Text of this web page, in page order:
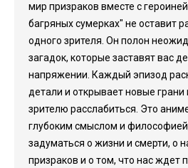
мир призраков вместе с
багряных сумерках" не оставит
одного зрителя. Он полон
загадок, которые заставят вас
напряжении. Каждый эпизод
детали и открывает новые грани
зрителю расслабиться. Это
глубоким смыслом и
задуматься о жизни и смерти, о
призраков и о том, что нас ждет